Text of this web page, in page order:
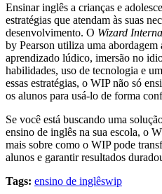
Ensinar inglês a crianças e
estratégias que atendam às suas
desenvolvimento. O Wizard
by Pearson utiliza uma abordagem
aprendizado lúdico, imersão no
habilidades, uso de tecnologia e
essas estratégias, o WIP não só
os alunos para usá-lo de forma
Se você está buscando uma
ensino de inglês na sua escola, o
mais sobre como o WIP pode
alunos e garantir resultados
Tags: ensino de inglêswip